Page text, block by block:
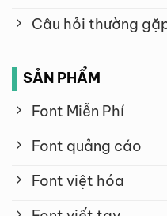
Câu hỏi thường
SẢN PHẨM
Font Miễn Phí
Font quảng cáo
Font việt hóa